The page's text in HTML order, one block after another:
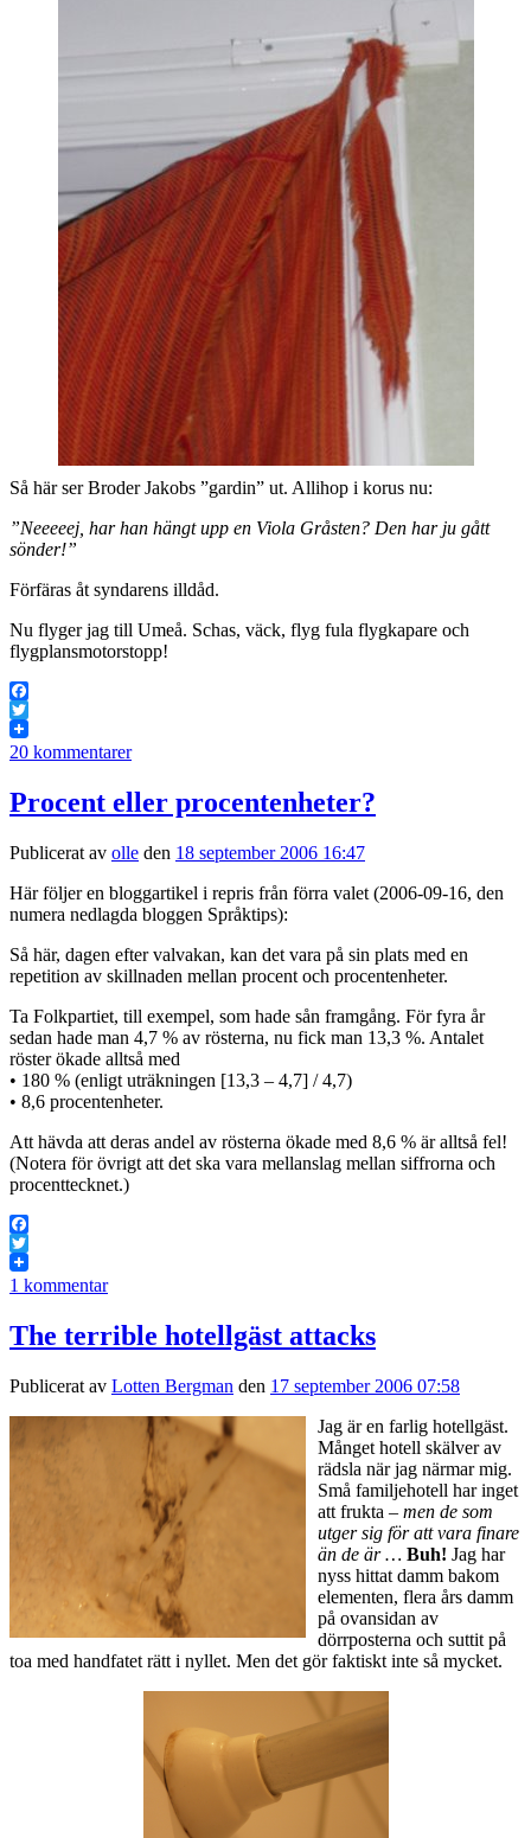
Så här ser Broder Jakobs ”gardin” ut. Allihop i korus nu:
”Neeeeej, har han hängt upp en Viola Gråsten? Den har ju gått
sönder!”
Förfäras åt syndarens illdåd.
Nu flyger jag till Umeå. Schas, väck, flyg fula flygkapare och
flygplansmotorstopp!
Facebook
Twitter
20 kommentarer
Procent eller procentenheter?
Publicerat av olle den 18 september 2006 16:47
Här följer en bloggartikel i repris från förra valet (2006-09-16, den
numera nedlagda bloggen Språktips):
Så här, dagen efter valvakan, kan det vara på sin plats med en
repetition av skillnaden mellan procent och procentenheter.
Ta Folkpartiet, till exempel, som hade sån framgång. För fyra år
sedan hade man 4,7 % av rösterna, nu fick man 13,3 %. Antalet
röster ökade alltså med
• 180 % (enligt uträkningen [13,3 – 4,7] / 4,7)
• 8,6 procentenheter.
Att hävda att deras andel av rösterna ökade med 8,6 % är alltså fel!
(Notera för övrigt att det ska vara mellanslag mellan siffrorna och
procenttecknet.)
Facebook
Twitter
1 kommentar
The terrible hotellgäst attacks
Publicerat av Lotten Bergman den 17 september 2006 07:58
Jag är en farlig hotellgäst.
Månget hotell skälver av
rädsla när jag närmar mig.
Små familjehotell har inget
att frukta – men de som
utger sig för att vara finare
än de är … Buh! Jag har
nyss hittat damm bakom
elementen, flera års damm
på ovansidan av
dörrposterna och suttit på
toa med handfatet rätt i nyllet. Men det gör faktiskt inte så mycket.